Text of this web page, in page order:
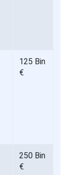
125 Bin
€
250 Bin
€